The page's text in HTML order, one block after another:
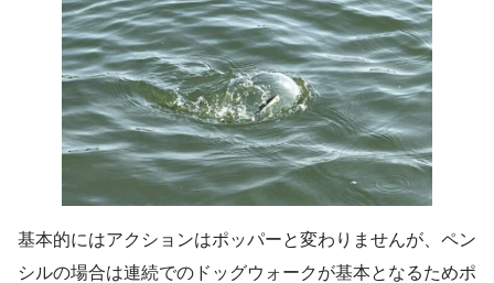
基本的にはアクションはポッパーと変わりませんが、ペン
シルの場合は連続でのドッグウォークが基本となるためポ